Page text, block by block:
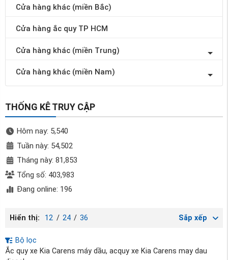
Cửa hàng khác (miền Bắc)
Cửa hàng ắc quy TP HCM
Cửa hàng khác (miền Trung)
Cửa hàng khác (miền Nam)
THỐNG KÊ TRUY CẬP
Hôm nay: 5,540
Tuần này: 54,502
Tháng này: 81,853
Tổng số: 403,983
Đang online: 196
Hiển thị: 12 / 24 / 36 Sắp xếp
Bộ lọc
Ắc quy xe Kia Carens máy dầu, acquy xe Kia Carens may dau